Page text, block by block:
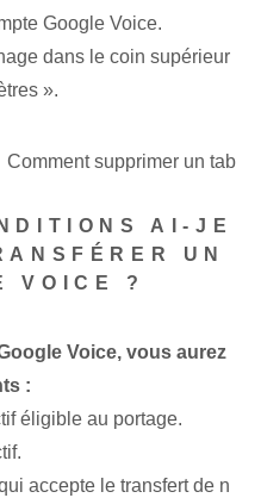
Google Voice.
dans le coin supérieur
».
supprimer un tab
AI-JE
UN
VOICE ?
Voice, vous aurez
:
éligible au portage.
accepte le transfert de n